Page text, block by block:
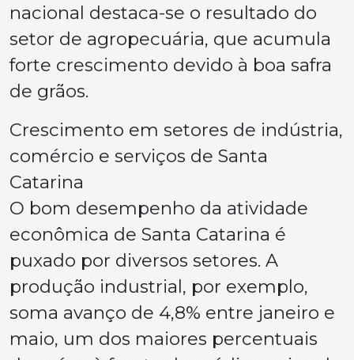
nacional destaca-se o resultado do
setor de agropecuária, que acumula
forte crescimento devido à boa safra
de grãos.
Crescimento em setores de indústria,
comércio e serviços de Santa
Catarina
O bom desempenho da atividade
econômica de Santa Catarina é
puxado por diversos setores. A
produção industrial, por exemplo,
soma avanço de 4,8% entre janeiro e
maio, um dos maiores percentuais